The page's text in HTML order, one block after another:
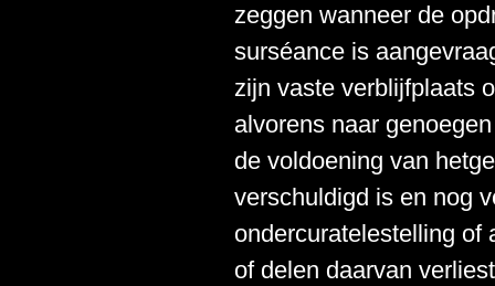
zeggen wanneer de
surséance is
zijn vaste verblijfplaats
alvorens naar
de voldoening van
verschuldigd is en nog
ondercuratelestelling of
of delen daarvan